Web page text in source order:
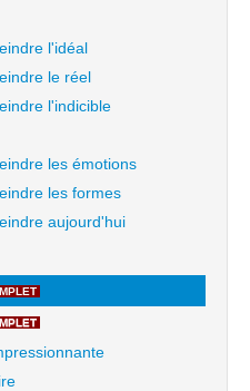
l'idéal
le réel
l'indicible
les émotions
les formes
aujourd'hui